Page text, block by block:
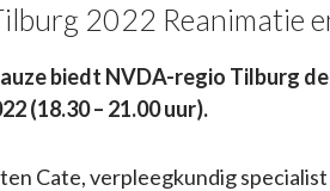
2022 Reanimatie
biedt NVDA-regio Tilburg
(18.30 – 21.00 uur).
Cate, verpleegkundig